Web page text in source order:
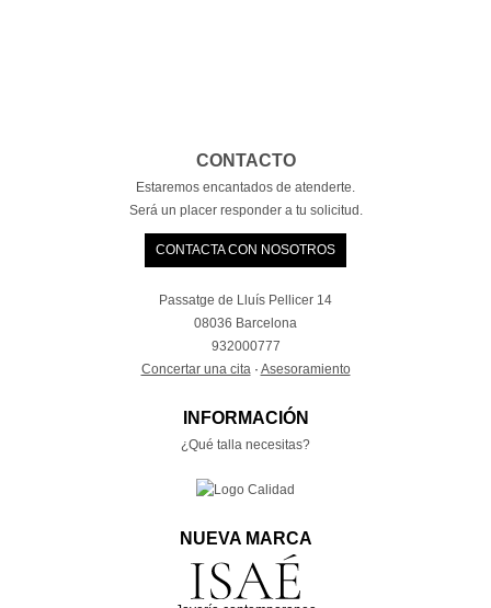
CONTACTO
Estaremos encantados de atenderte.
Será un placer responder a tu solicitud.
CONTACTA CON NOSOTROS
Passatge de Lluís Pellicer 14
08036 Barcelona
932000777
Concertar una cita· Asesoramiento
INFORMACIÓN
¿Qué talla necesitas?
NUEVA MARCA